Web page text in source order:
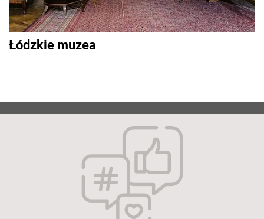
Łódzkie muzea